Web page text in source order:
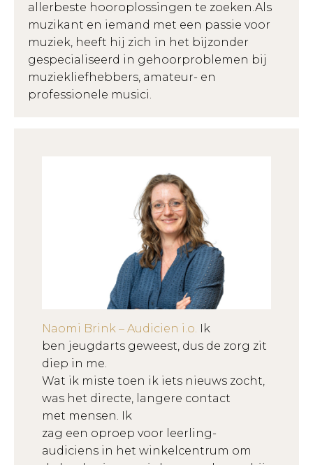
allerbeste hooroplossingen te zoeken.Als
muzikant en iemand met een passie voor
muziek, heeft hij zich in het bijzonder
gespecialiseerd in gehoorproblemen bij
muziekliefhebbers, amateur- en
professionele musici.
Naomi Brink – Audicien i.o. Ik
ben jeugdarts geweest, dus de zorg zit
diep in me.
Wat ik miste toen ik iets nieuws zocht,
was het directe, langere contact
met mensen. Ik
zag een oproep voor leerling-
audiciens in het winkelcentrum om